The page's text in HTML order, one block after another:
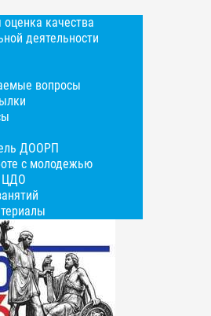
качества
деятельности
вопросы
ДООРП
с молодежью
ЦДО